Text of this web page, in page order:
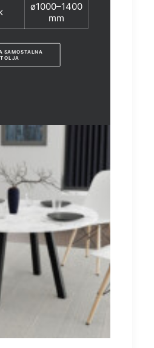
ø1000–1400
mm
SAMOSTALNA